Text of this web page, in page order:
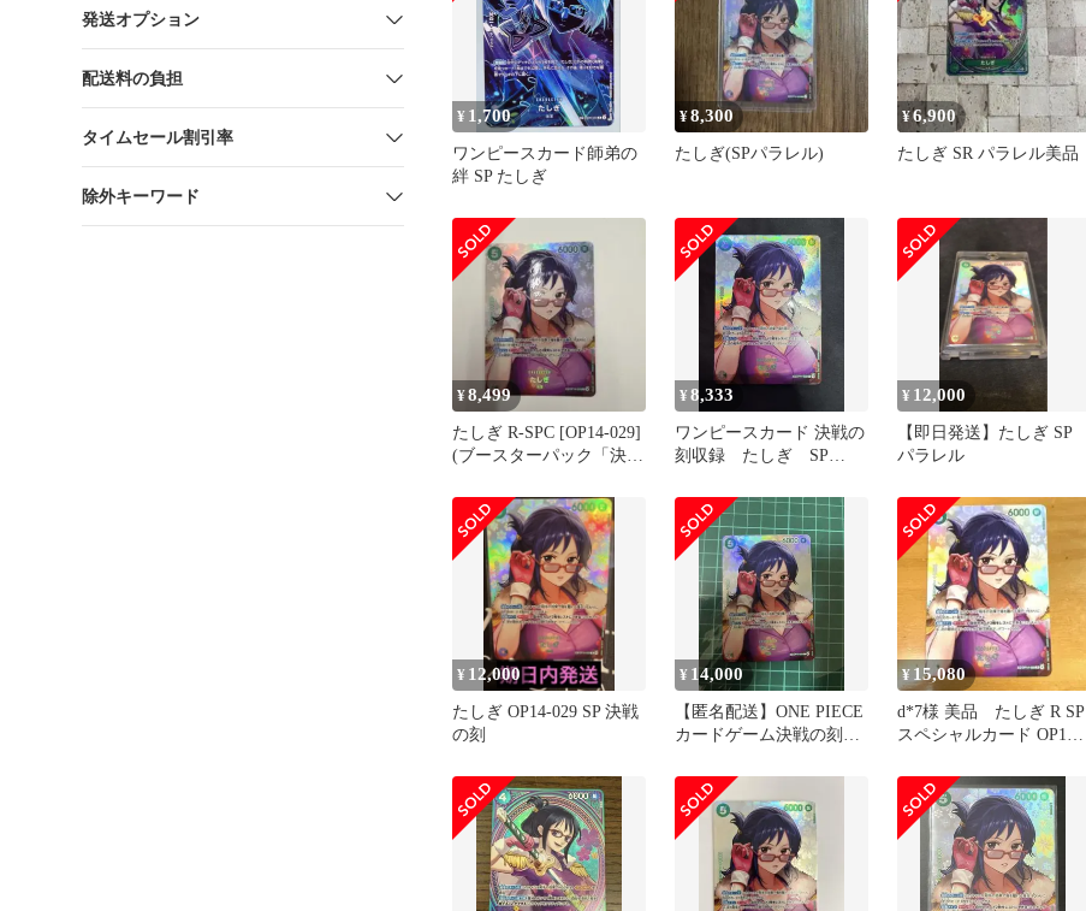
発送オプション
配送料の負担
タイムセール割引率
除外キーワード
¥ 1,700
ワンピースカード師弟の
絆 SP たしぎ
¥8,300
たしぎ(SPパラレル)
¥6,900
たしぎ SR パラレル美品
¥8,499
たしぎ R-SPC [OP14-029]
(ブースターパック「決戦
¥8,333
ワンピースカード 決戦の
刻収録 たしぎ SP
¥ 12,000
【即日発送】たしぎ SP
パラレル
¥ 12,000
たしぎ OP14-029 SP 決戦
の刻
¥ 14,000
【匿名配送】ONE PIECE
カードゲーム決戦の刻
¥ 15,080
d*7様 美品 たしぎ R SP
スペシャルカード OP14-